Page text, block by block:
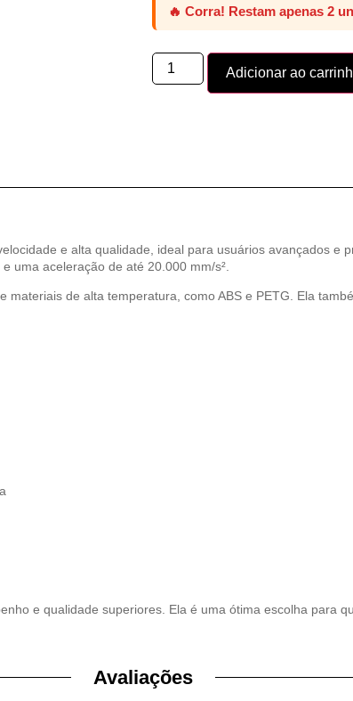
🔥 Corra! Restam apenas 2
Adicionar ao
e alta qualidade, ideal para usuários avançados e
uma aceleração de até 20.000 mm/s².
de alta temperatura, como ABS e PETG. Ela
e qualidade superiores. Ela é uma ótima escolha para
Avaliações